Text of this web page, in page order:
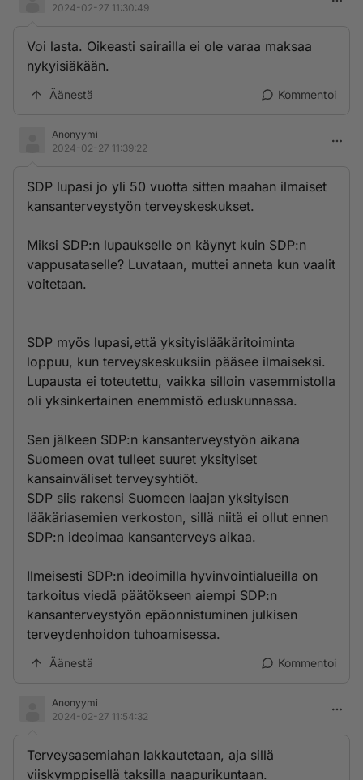
2024-02-27 11:30:49
Voi lasta. Oikeasti sairailla ei ole varaa maksaa
nykyisiäkään.
Äänestä Kommentoi
Anonyymi
2024-02-27 11:39:22
SDP lupasi jo yli 50 vuotta sitten maahan ilmaiset
kansanterveystyön terveyskeskukset.
Miksi SDP:n lupaukselle on käynyt kuin SDP:n
vappusataselle? Luvataan, muttei anneta kun vaalit
voitetaan.
SDP myös lupasi,että yksityislääkäritoiminta
loppuu, kun terveyskeskuksiin pääsee ilmaiseksi.
Lupausta ei toteutettu, vaikka silloin vasemmistolla
oli yksinkertainen enemmistö eduskunnassa.
Sen jälkeen SDP:n kansanterveystyön aikana
Suomeen ovat tulleet suuret yksityiset
kansainväliset terveysyhtiöt.
SDP siis rakensi Suomeen laajan yksityisen
lääkäriasemien verkoston, sillä niitä ei ollut ennen
SDP:n ideoimaa kansanterveys aikaa.
Ilmeisesti SDP:n ideoimilla hyvinvointialueilla on
tarkoitus viedä päätökseen aiempi SDP:n
kansanterveystyön epäonnistuminen julkisen
terveydenhoidon tuhoamisessa.
Äänestä Kommentoi
Anonyymi
2024-02-27 11:54:32
Terveysasemiahan lakkautetaan, aja sillä
viiskymppisellä taksilla naapurikuntaan.